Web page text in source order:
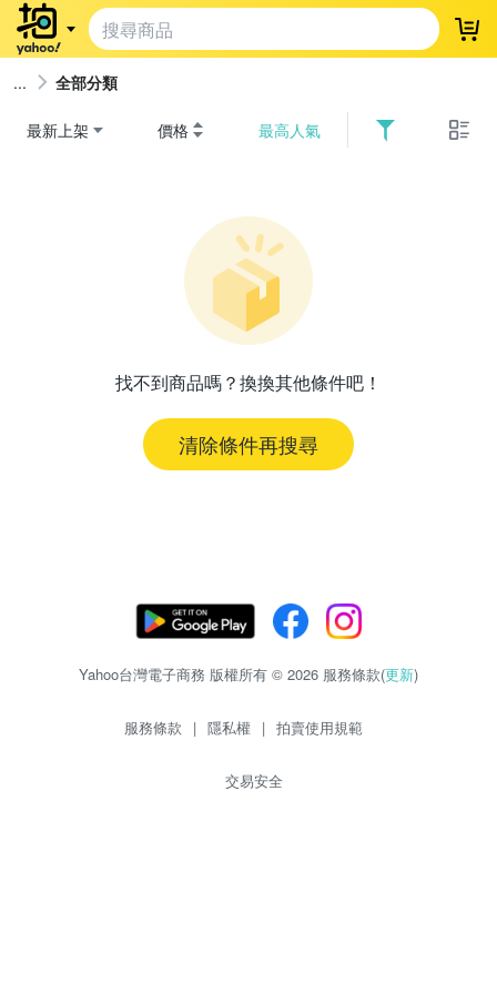
登
全部分類
最新上架 價格 最高人氣
找不到商品嗎？換換其他條件吧！
清除條件再搜尋
Yahoo台灣電子商務 版權所有 © 2026 服務條款(更新)
服務條款 | 隱私權 | 拍賣使用規範
交易安全